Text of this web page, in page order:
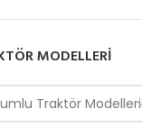
MODELLERI
Traktör